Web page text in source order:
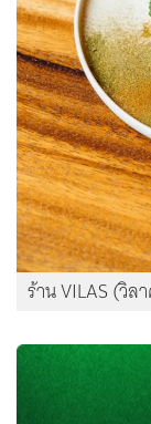
ร้าน VILAS (วิ